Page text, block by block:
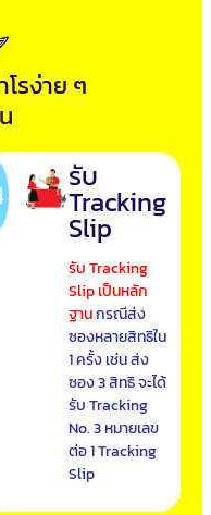
รง่าย ๆ
รับ
Tracking
Slip
รับ Tracking
Slip เป็นหลัก
ฐานกรณีส่ง
ซองหลายสิทธิใน
1 ครั้ง เช่น ส่ง
ซอง 3 สิทธิ จะได้
รับ Tracking
No. 3 หมายเลข
ต่อ 1 Tracking
Slip